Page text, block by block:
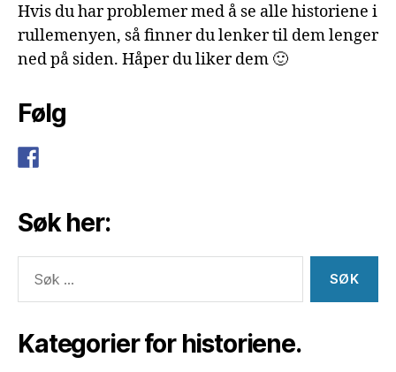
Hvis du har problemer med å se alle historiene i
rullemenyen, så finner du lenker til dem lenger
ned på siden. Håper du liker dem 🙂
Følg
Søk her:
etter:
Kategorier for historiene.